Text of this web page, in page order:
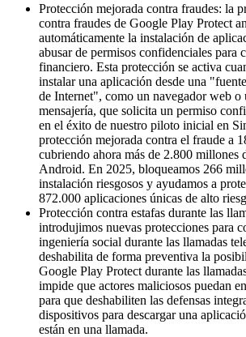
Protección mejorada contra fraudes: la
contra fraudes de Google Play Protect
automáticamente la instalación de
abusar de permisos confidenciales para
financiero. Esta protección se activa
instalar una aplicación desde una
de Internet", como un navegador web o
mensajería, que solicita un permiso
en el éxito de nuestro piloto inicial en
protección mejorada contra el fraude a
cubriendo ahora más de 2.800 millones
Android. En 2025, bloqueamos 266
instalación riesgosos y ayudamos a
872.000 aplicaciones únicas de alto
Protección contra estafas durante las
introdujimos nuevas protecciones para
ingeniería social durante las llamadas
deshabilita de forma preventiva la
Google Play Protect durante las
impide que actores maliciosos puedan
para que deshabiliten las defensas
dispositivos para descargar una
están en una llamada.